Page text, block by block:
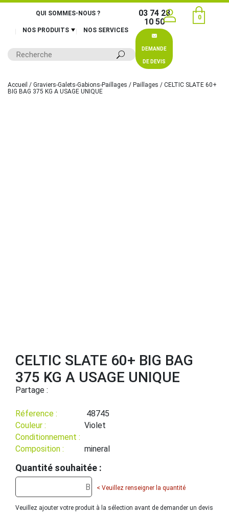
QUI SOMMES-NOUS ?
NOS PRODUITS NOS SERVICES
03 74 28
10 50
DEMANDE
DE DEVIS
0
Accueil / Graviers-Galets-Gabions-Paillages / Paillages / CELTIC SLATE 60+
BIG BAG 375 KG A USAGE UNIQUE
CELTIC SLATE 60+ BIG BAG
375 KG A USAGE UNIQUE
Partage :
Réference :
48745
Couleur :
Violet
Conditionnement :
Composition :
mineral
Quantité souhaitée :
< Veuillez renseigner la quantité
Veuillez ajouter votre produit à la sélection avant de demander un devis